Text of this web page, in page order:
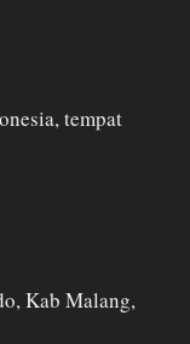
tempat
Kab Malang,